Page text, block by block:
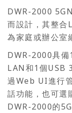
DWR-2000
而設計，其整合
為家庭或辦公室
DWR-2000具
LAN和1個USB
過Web UI進行
話功能，也可選
DWR-2000的